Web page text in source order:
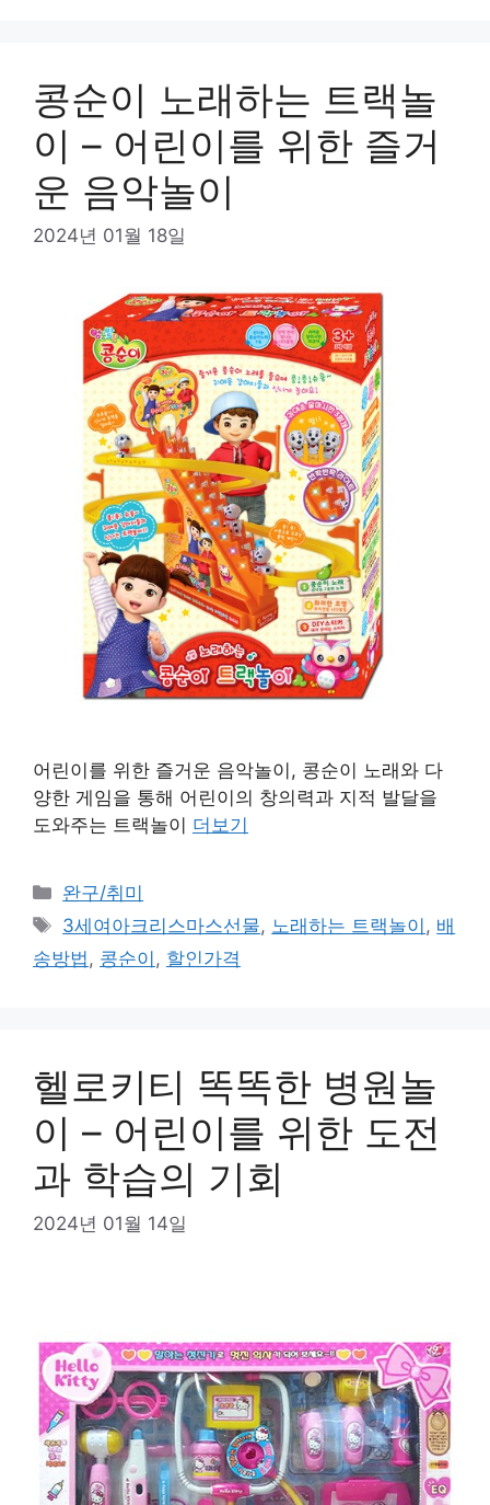
콩순이 노래하는 트랙놀
이 – 어린이를 위한 즐거
운 음악놀이
2024년 01월 18일
어린이를 위한 즐거운 음악놀이, 콩순이 노래와 다
양한 게임을 통해 어린이의 창의력과 지적 발달을
도와주는 트랙놀이 더보기
카
테
리
완구/취미
태
그
3세여아크리스마스선물, 노래하는 트랙놀이 , 배
송방법, 콩순이 , 할인가격
헬로키티 똑똑한 병원놀
이 – 어린이를 위한 도전
과 학습의 기회
2024년 01월 14일